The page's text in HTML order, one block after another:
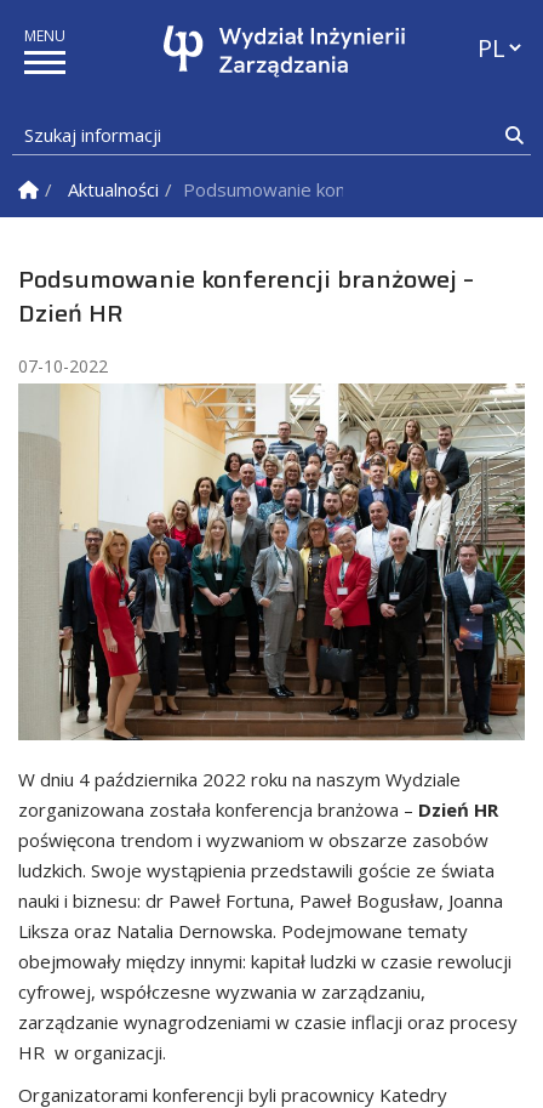
Szukaj informacji
Strona Główna
Aktualności Podsumowanie konferencji branżowej –
Podsumowanie konferencji branżowej –
Dzień HR
07-10-2022
W dniu 4 października 2022 roku na naszym Wydziale
zorganizowana została konferencja branżowa – Dzień HR
poświęcona trendom i wyzwaniom w obszarze zasobów
ludzkich. Swoje wystąpienia przedstawili goście ze świata
nauki i biznesu: dr Paweł Fortuna, Paweł Bogusław, Joanna
Liksza oraz Natalia Dernowska. Podejmowane tematy
obejmowały między innymi: kapitał ludzki w czasie rewolucji
cyfrowej, współczesne wyzwania w zarządzaniu,
zarządzanie wynagrodzeniami w czasie inflacji oraz procesy
HR w organizacji.
Organizatorami konferencji byli pracownicy Katedry